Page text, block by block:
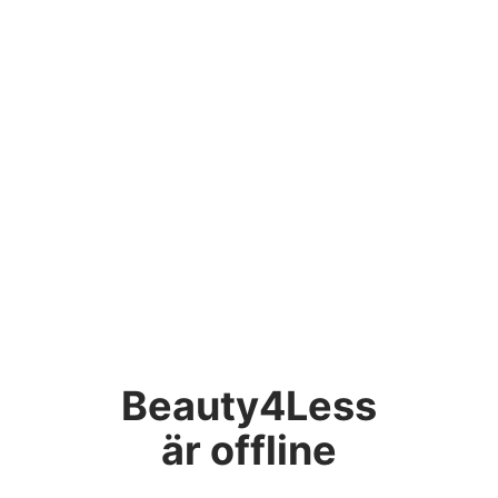
Beauty4Less
är offline